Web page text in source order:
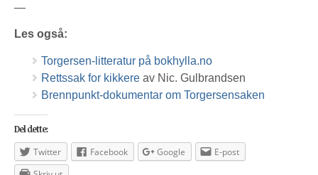
—
Les også:
Torgersen-litteratur på bokhylla.no
Rettssak for kikkere av Nic. Gulbrandsen
Brennpunkt-dokumentar om Torgersensaken
Del dette:
Twitter Facebook Google
E-post